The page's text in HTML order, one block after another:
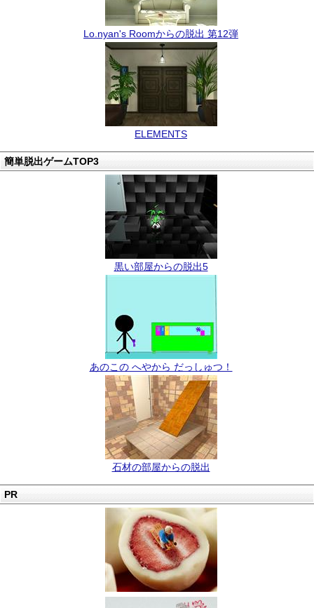
Lo.nyan's Roomからの脱出 第12弾
ELEMENTS
簡単脱出ゲームTOP3
黒い部屋からの脱出5
あのこの へやから だっしゅつ！
石材の部屋からの脱出
PR